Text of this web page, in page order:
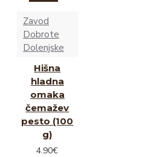
Zavod
Dobrote
Dolenjske
Hišna
hladna
omaka
čemažev
pesto (100
g)
4.90€